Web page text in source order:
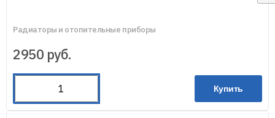
Радиаторы и отопительные приборы
2950 руб.
Купить